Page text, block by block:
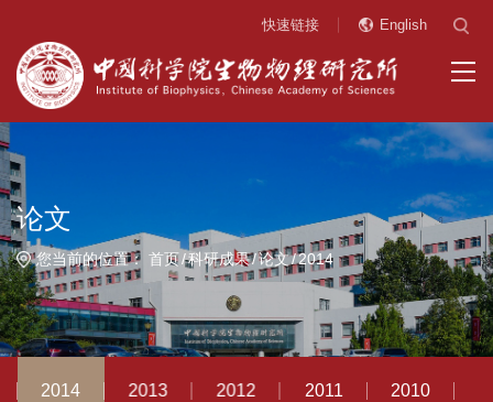
快速链接 English
论文
您当前的位置：首页 科研成果 论文 2014
2014 2013 2012 2011 2010